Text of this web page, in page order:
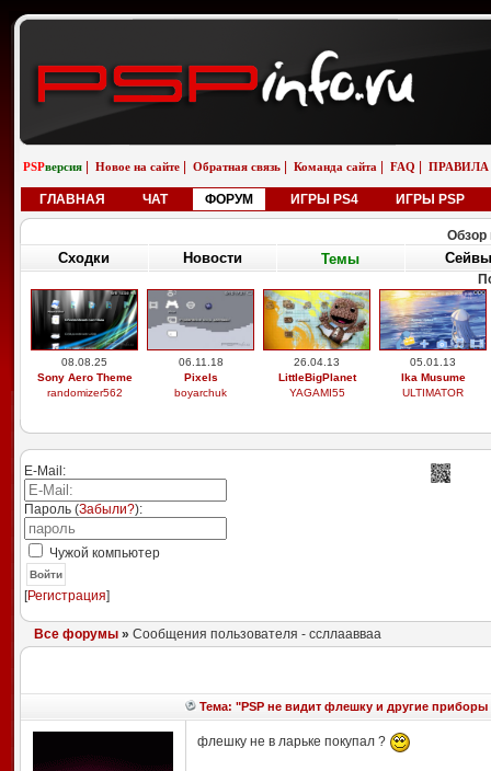
PSPверсия Новое на сайте Обратная связь Команда сайта FAQ ПРАВИЛА
ГЛАВНАЯ ЧАТ ФОРУМ ИГРЫ PS4 ИГРЫ PSP
Обзор
Сходки Новости Темы Сейвы
08.08.25
Sony Aero Theme
randomizer562
06.11.18
Pixels
boyarchuk
26.04.13
LittleBigPlanet
YAGAMI55
05.01.13
Ika Musume
ULTIMATOR
E-Mail:
Пароль (Забыли?):
Чужой компьютер
Войти
[Регистрация]
Все форумы» Сообщения пользователя - ссллаавваа
Тема: "PSP не видит флешку и другие приборы
флешку не в ларьке покупал ?